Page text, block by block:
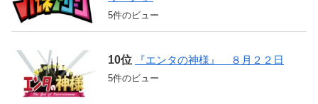
5件のビュー
『エンタの神様』 ８月２２日
5件のビュー